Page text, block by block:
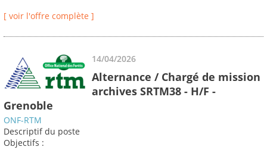
[ voir l'offre complète ]
14/04/2026
Alternance / Chargé de mission
archives SRTM38 - H/F -
Grenoble
ONF-RTM
Descriptif du poste
Objectifs :